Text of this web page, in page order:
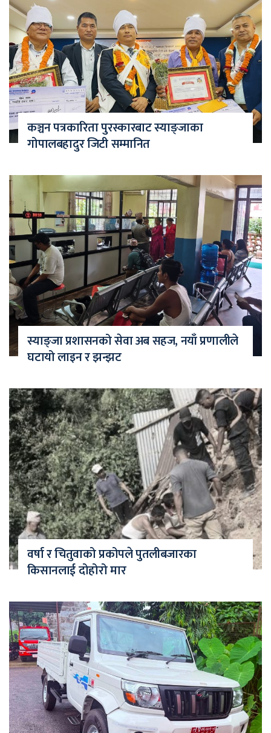
कञ्चन पत्रकारिता पुरस्कारबाट स्याङ्जाका
गोपालबहादुर जिटी सम्मानित
स्याङ्जा प्रशासनको सेवा अब सहज, नयाँ प्रणालीले
घटायो लाइन र झन्झट
वर्षा र चितुवाको प्रकोपले पुतलीबजारका
किसानलाई दोहोरो मार